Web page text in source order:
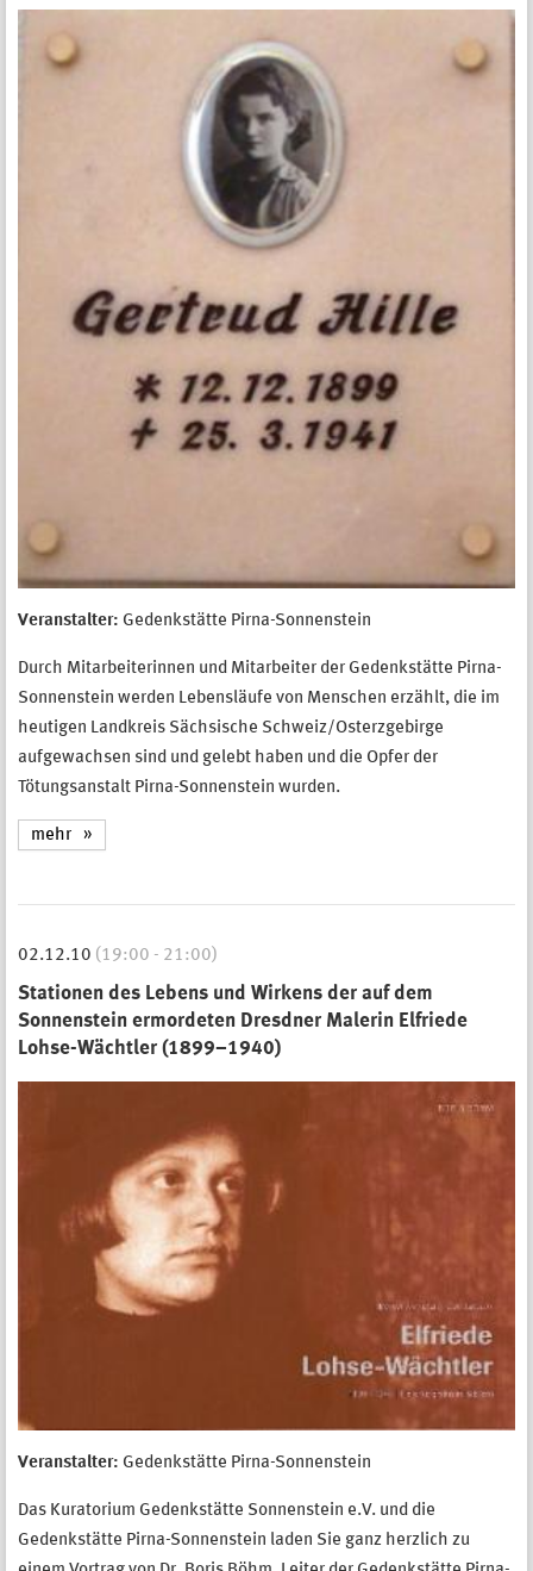
Veranstalter: Gedenkstätte Pirna-Sonnenstein
Durch Mitarbeiterinnen und Mitarbeiter der Gedenkstätte Pirna-
Sonnenstein werden Lebensläufe von Menschen erzählt, die im
heutigen Landkreis Sächsische Schweiz/Osterzgebirge
aufgewachsen sind und gelebt haben und die Opfer der
Tötungsanstalt Pirna-Sonnenstein wurden.
mehr
02.12.10 (19:00 - 21:00)
Stationen des Lebens und Wirkens der auf dem
Sonnenstein ermordeten Dresdner Malerin Elfriede
Lohse-Wächtler (1899–1940)
Veranstalter: Gedenkstätte Pirna-Sonnenstein
Das Kuratorium Gedenkstätte Sonnenstein e.V. und die
Gedenkstätte Pirna-Sonnenstein laden Sie ganz herzlich zu